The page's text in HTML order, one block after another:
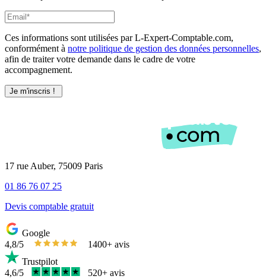
Ces informations sont utilisées par L-Expert-Comptable.com,
conformément à notre politique de gestion des données personnelles,
afin de traiter votre demande dans le cadre de votre
accompagnement.
17 rue Auber, 75009 Paris
01 86 76 07 25
Devis comptable gratuit
Google
4,8/5
1400+ avis
Trustpilot
4,6/5
520+ avis